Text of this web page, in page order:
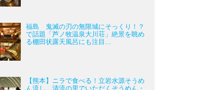
福島 鬼滅の刃の無限城にそっくり！？
で話題「芦ノ牧温泉大川荘」絶景を眺め
る棚田状露天風呂にも注目...
【熊本】ニラで食べる！立岩水源そうめ
ん流し…清流の里でいただくそうめん・